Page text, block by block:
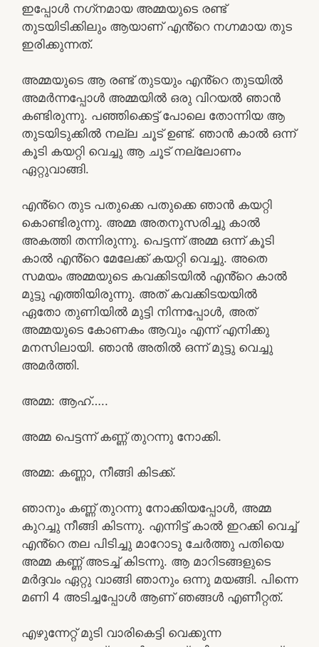
ഇപ്പോൾ നഗ്‌നമായ അമ്മയുടെ രണ്ട്
തുടയിടിക്കിലും ആയാണ് എൻ്റെ നഗ്നമായ തുട
ഇരിക്കുന്നത്.
അമ്മയുടെ ആ രണ്ട് തുടയും എൻ്റെ തുടയിൽ
അമർന്നപ്പോൾ അമ്മയിൽ ഒരു വിറയൽ ഞാൻ
കണ്ടിരുന്നു. പഞ്ഞിക്കെട്ട് പോലെ തോന്നിയ ആ
തുടയിടുക്കിൽ നല്ല ചൂട് ഉണ്ട്. ഞാൻ കാൽ ഒന്ന്
കൂടി കയറ്റി വെച്ചു ആ ചൂട് നല്ലോണം
ഏറ്റുവാങ്ങി.
എൻ്റെ തുട പതുക്കെ പതുക്കെ ഞാൻ കയറ്റി
കൊണ്ടിരുന്നു. അമ്മ അതനുസരിച്ചു കാൽ
അകത്തി തന്നിരുന്നു. പെട്ടന്ന് അമ്മ ഒന്ന് കൂടി
കാൽ എൻ്റെ മേലേക്ക് കയറ്റി വെച്ചു. അതെ
സമയം അമ്മയുടെ കവക്കിടയിൽ എൻ്റെ കാൽ
മുട്ടു എത്തിയിരുന്നു. അത് കവക്കിടയയിൽ
ഏതോ തുണിയിൽ മുട്ടി നിന്നപ്പോൾ, അത്
അമ്മയുടെ കോണകം ആവും എന്ന് എനിക്കു
മനസിലായി. ഞാൻ അതിൽ ഒന്ന് മുട്ടു വെച്ചു
അമർത്തി.
അമ്മ: ആഹ്…..
അമ്മ പെട്ടന്ന് കണ്ണ് തുറന്നു നോക്കി.
അമ്മ: കണ്ണാ, നീങ്ങി കിടക്ക്.
ഞാനും കണ്ണ് തുറന്നു നോക്കിയപ്പോൾ, അമ്മ
കുറച്ചു നീങ്ങി കിടന്നു. എന്നിട്ട് കാൽ ഇറക്കി വെച്ച്
എൻ്റെ തല പിടിച്ചു മാറോടു ചേർത്തു പതിയെ
അമ്മ കണ്ണ് അടച്ച് കിടന്നു. ആ മാറിടങ്ങളുടെ
മർദ്ദവം ഏറ്റു വാങ്ങി ഞാനും ഒന്നു മയങ്ങി. പിന്നെ
മണി 4 അടിച്ചപ്പോൾ ആണ് ഞങ്ങൾ എണീറ്റത്.
എഴുന്നേറ്റ് മുടി വാരികെട്ടി വെക്കുന്ന